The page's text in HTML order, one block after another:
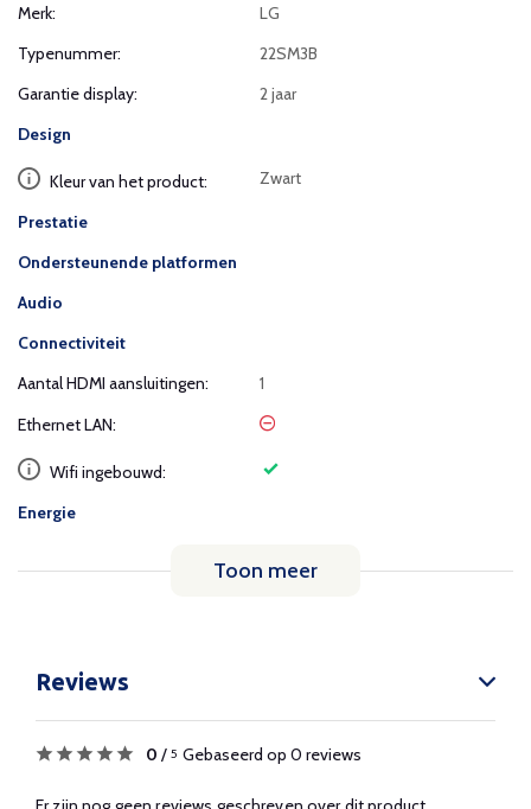
Merk:
LG
Typenummer:
22SM3B
Garantie display:
2 jaar
Design
Kleur van het product: Zwart
Prestatie
Ondersteunende platformen
Audio
Connectiviteit
Aantal HDMI aansluitingen:
1
Ethernet LAN:
Wifi ingebouwd:
Energie
Toon meer
Reviews
0 / 5 Gebaseerd op 0 reviews